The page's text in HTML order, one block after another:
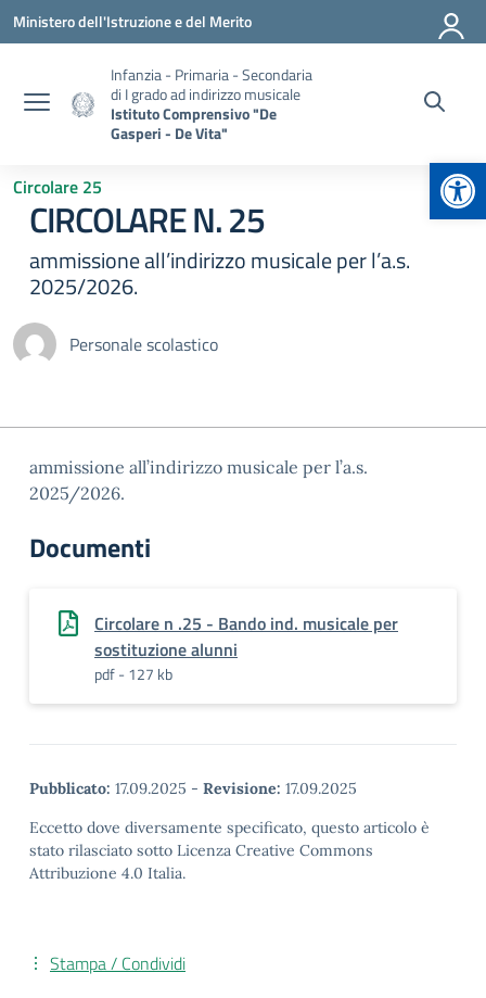
Vai ai contenuti
Vai al menu di navigazione
Vai al footer
Ministero dell'Istruzione e del Merito
Infanzia - Primaria - Secondaria
di I grado ad indirizzo musicale
Istituto Comprensivo "De
Gasperi - De Vita"
Circolare 25
CIRCOLARE N. 25
ammissione all’indirizzo musicale per l’a.s.
2025/2026.
Personale scolastico
ammissione all’indirizzo musicale per l’a.s.
2025/2026.
Documenti
Circolare n .25 - Bando ind. musicale per
sostituzione alunni
pdf - 127 kb
Pubblicato: 17.09.2025 - Revisione: 17.09.2025
Eccetto dove diversamente specificato, questo articolo è
stato rilasciato sotto Licenza Creative Commons
Attribuzione 4.0 Italia.
Stampa / Condividi